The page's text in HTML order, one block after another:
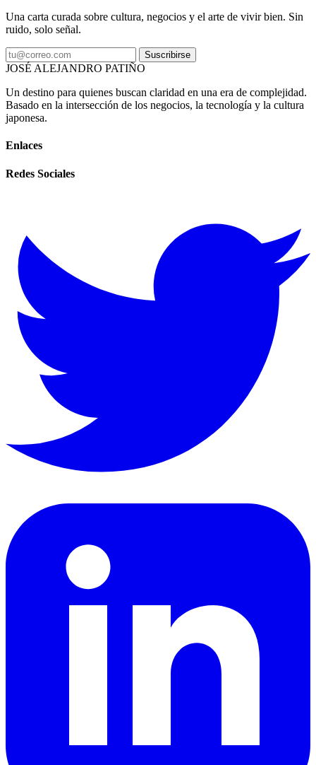
Una carta curada sobre cultura, negocios y el arte de vivir bien. Sin
ruido, solo señal.
Suscribirse
JOSÉ ALEJANDRO PATIÑO
Un destino para quienes buscan claridad en una era de complejidad.
Basado en la intersección de los negocios, la tecnología y la cultura
japonesa.
Enlaces
Redes Sociales